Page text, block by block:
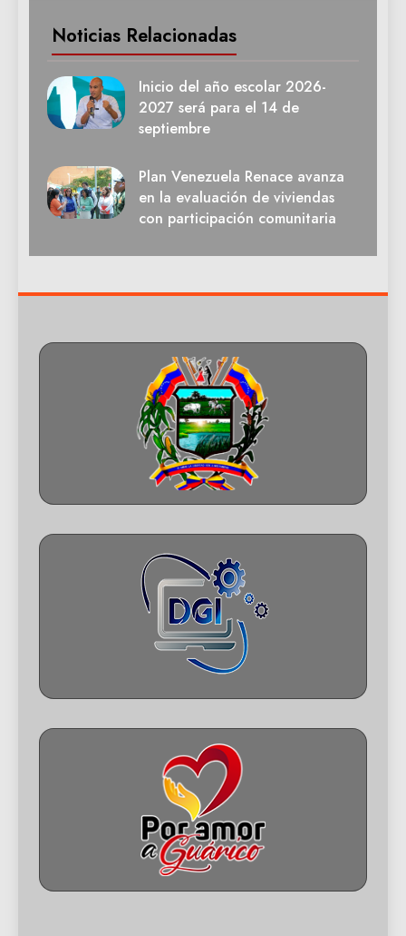
Noticias Relacionadas
Inicio del año escolar 2026-
2027 será para el 14 de
septiembre
Plan Venezuela Renace avanza
en la evaluación de viviendas
con participación comunitaria